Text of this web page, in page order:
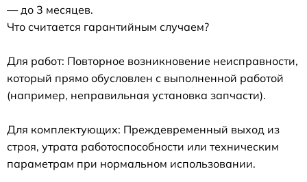
— до 3 месяцев.
Что считается гарантийным случаем?
Для работ: Повторное возникновение неисправности,
который прямо обусловлен с выполненной работой
(например, неправильная установка запчасти).
Для комплектующих: Преждевременный выход из
строя, утрата работоспособности или техническим
параметрам при нормальном использовании.